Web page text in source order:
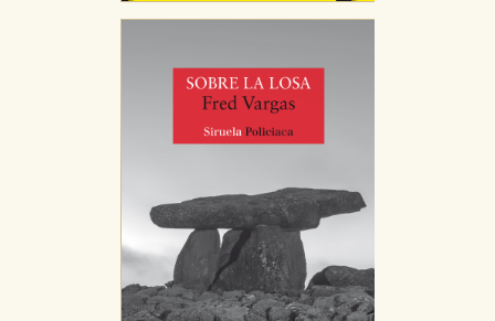
HABILITAR TODO RECHAZAR TODO
Estas cookies son necesarias para que nuestro sitio
web funcione y no es posible deshabilitarlas desde
nuestro sistema. Es posible hacerlo desde el
navegador, pero en ese caso es posible que algunas
áreas de nuestra web dejen de funcionar
correctamente.